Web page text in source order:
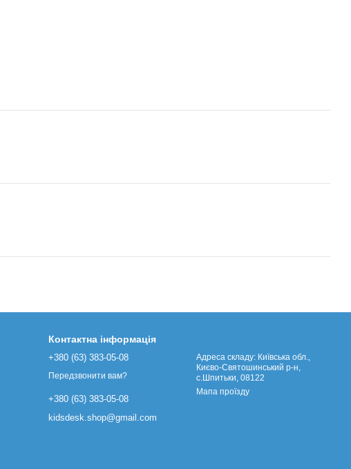
Контактна інформація
+380 (63) 383-05-08
Передзвонити вам?
+380 (63) 383-05-08
kidsdesk.shop@gmail.com
Адреса складу: Київська обл.,
Києво-Святошинський р-н,
с.Шпитьки, 08122
Мапа проїзду